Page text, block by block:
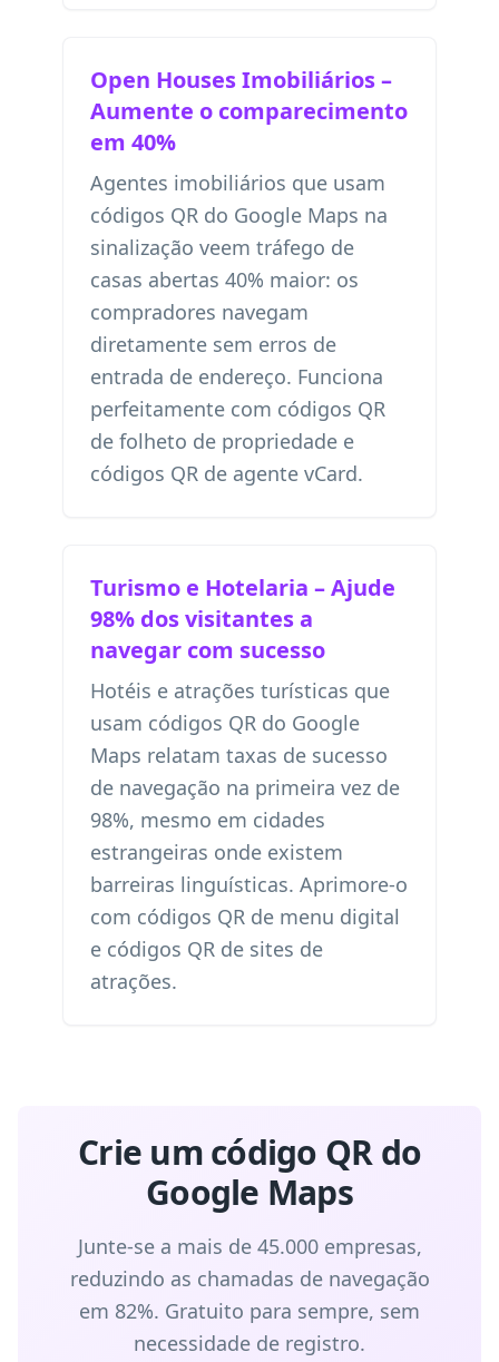
Open Houses Imobiliários –
Aumente o comparecimento
em 40%
Agentes imobiliários que usam
códigos QR do Google Maps na
sinalização veem tráfego de
casas abertas 40% maior: os
compradores navegam
diretamente sem erros de
entrada de endereço. Funciona
perfeitamente com códigos QR
de folheto de propriedade e
códigos QR de agente vCard.
Turismo e Hotelaria – Ajude
98% dos visitantes a
navegar com sucesso
Hotéis e atrações turísticas que
usam códigos QR do Google
Maps relatam taxas de sucesso
de navegação na primeira vez de
98%, mesmo em cidades
estrangeiras onde existem
barreiras linguísticas. Aprimore-o
com códigos QR de menu digital
e códigos QR de sites de
atrações.
Crie um código QR do
Google Maps
Junte-se a mais de 45.000 empresas,
reduzindo as chamadas de navegação
em 82%. Gratuito para sempre, sem
necessidade de registro.